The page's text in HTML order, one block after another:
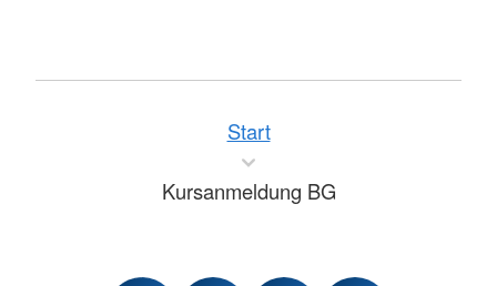
Start
Kursanmeldung BG